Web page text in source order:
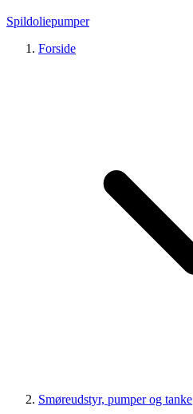
Spildoliepumper
Forside
Smøreudstyr, pumper og tanke